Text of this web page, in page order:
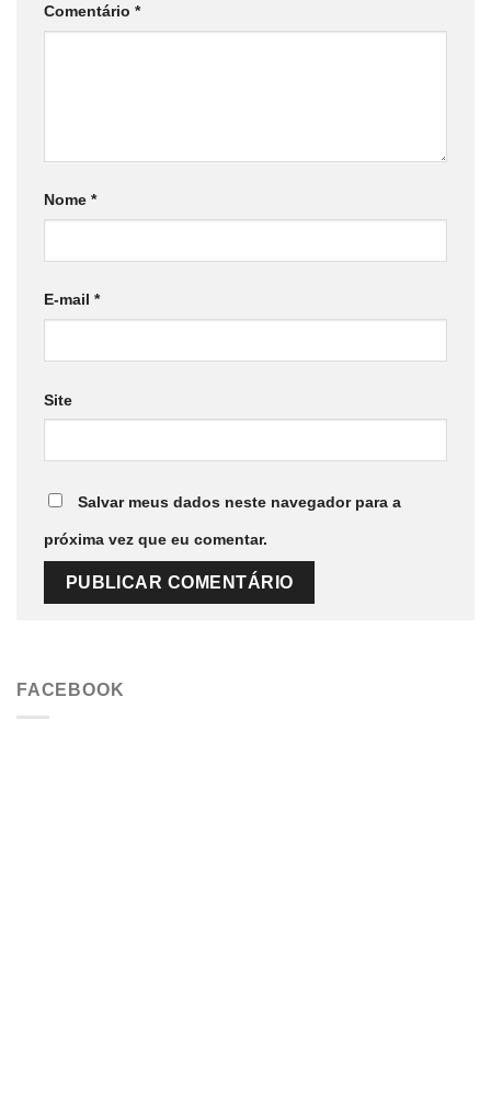
Comentário *
Nome *
E-mail *
Site
Salvar meus dados neste navegador para a
próxima vez que eu comentar.
FACEBOOK